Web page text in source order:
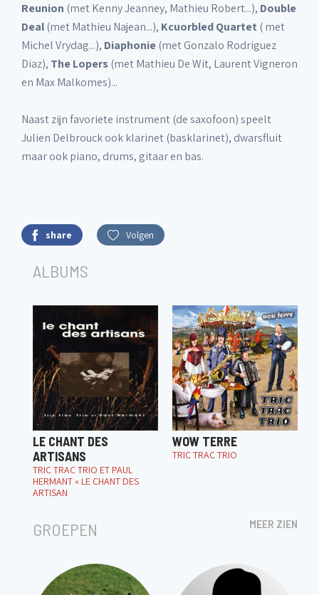
Reunion (met Kenny Jeanney, Mathieu Robert...), Double
Deal(met Mathieu Najean...), Kcuorbled Quartet ( met
Michel Vrydag...), Diaphonie(met Gonzalo Rodriguez
Diaz), The Lopers(met Mathieu De Wit, Laurent Vigneron
en Max Malkomes)...
Naast zijn favoriete instrument (de saxofoon) speelt
Julien Delbrouck ook klarinet (basklarinet), dwarsfluit
maar ook piano, drums, gitaar en bas.
share Volgen
ALBUMS
LE CHANT DES
ARTISANS
TRIC TRAC TRIO ET PAUL
HERMANT « LE CHANT DES
ARTISAN
WOW TERRE
TRIC TRAC TRIO
GROEPEN MEER ZIEN